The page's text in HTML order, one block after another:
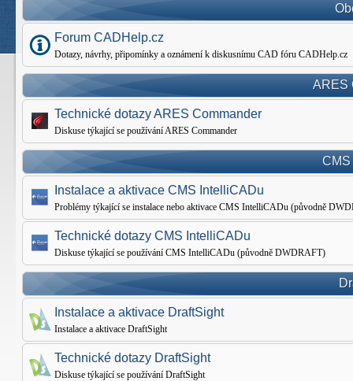
Forum CADHelp.cz
Dotazy, návrhy, připomínky a oznámení k diskusnímu CAD fóru CADHelp.cz
ARES
Technické dotazy ARES Commander
Diskuse týkající se používání ARES Commander
Instalace a aktivace CMS IntelliCADu
Problémy týkající se instalace nebo aktivace CMS IntelliCADu (původně
Technické dotazy CMS IntelliCADu
Diskuse týkající se používání CMS IntelliCADu (původně DWDRAFT)
Instalace a aktivace DraftSight
Instalace a aktivace DraftSight
Technické dotazy DraftSight
Diskuse týkající se používání DraftSight